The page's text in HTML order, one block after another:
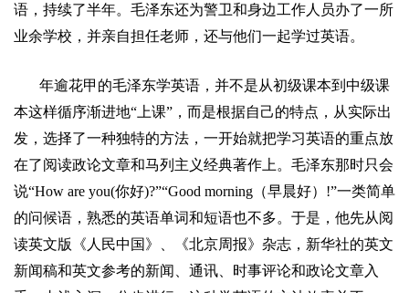
语，持续了半年。毛泽东还为警卫和身边工作人员办了一所
业余学校，并亲自担任老师，还与他们一起学过英语。
年逾花甲的毛泽东学英语，并不是从初级课本到中级课
本这样循序渐进地“ 上课” ，而是根据自己的特点，从实际出
发，选择了一种独特的方法，一开始就把学习英语的重点放
在了阅读政论文章和马列主义经典著作上。毛泽东那时只会
说“How are you(你好)?”“Good morning （早晨好） !”一类简单
的问候语，熟悉的英语单词和短语也不多。于是，他先从阅
读英文版《人民中国》、《北京周报》杂志，新华社的英文
新闻稿和英文参考的新闻、通讯、时事评论和政论文章入